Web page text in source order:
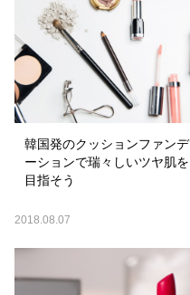
韓国発のクッションファンデ
ーションで瑞々しいツヤ肌を
目指そう
2018.08.07